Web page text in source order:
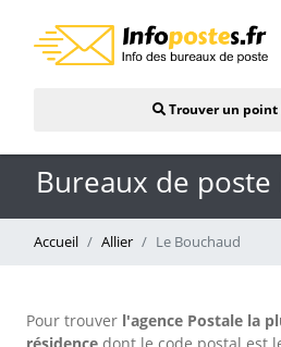
Trouver un point
Bureaux de poste
Accueil Allier Le Bouchaud
Pour trouver l'agence Postale la